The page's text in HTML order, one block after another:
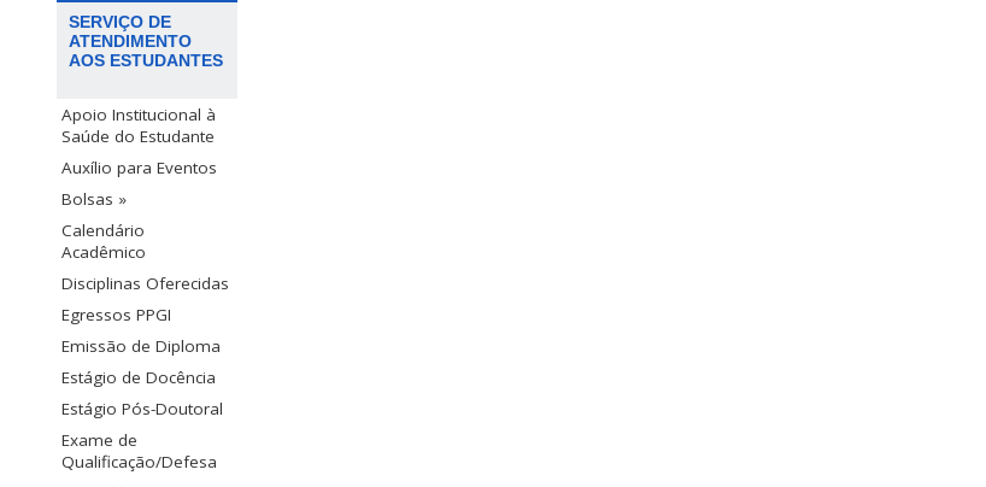
SERVIÇO DE
ATENDIMENTO
AOS ESTUDANTES
Apoio Institucional à
Saúde do Estudante
Auxílio para Eventos
Bolsas »
Calendário
Acadêmico
Disciplinas Oferecidas
Egressos PPGI
Emissão de Diploma
Estágio de Docência
Estágio Pós-Doutoral
Exame de
Qualificação/Defesa